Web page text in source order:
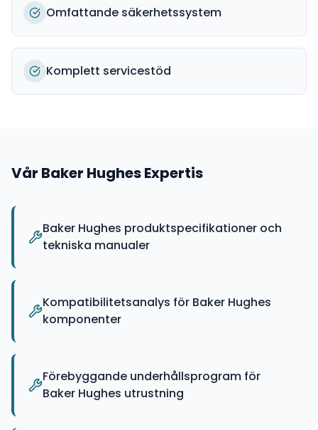
Omfattande säkerhetssystem
Komplett servicestöd
Vår Baker HughesExpertis
Baker Hughes produktspecifikationer och
tekniska manualer
Kompatibilitetsanalys för Baker Hughes
komponenter
Förebyggande underhållsprogram för
Baker Hughes utrustning